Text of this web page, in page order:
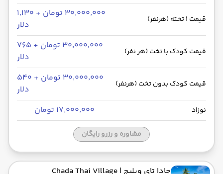
قیمت 1 تخته (هرنفر)
۳۰٬۰۰۰٬۰۰۰ تومان + ۱٬۱۳۰
دلار
قیمت کودک با تخت (هر نفر)
۳۰٬۰۰۰٬۰۰۰ تومان + ۷۶۵
دلار
قیمت کودک بدون تخت (هرنفر)
۳۰٬۰۰۰٬۰۰۰ تومان + ۵۴۰
دلار
نوزاد ۱۷٬۰۰۰٬۰۰۰ تومان
مشاوره و رزرو رایگان
چادا تای ویلیج | Chada Thai Village